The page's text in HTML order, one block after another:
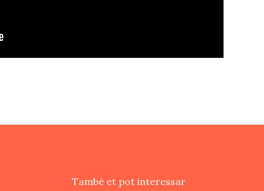
També et pot interessar